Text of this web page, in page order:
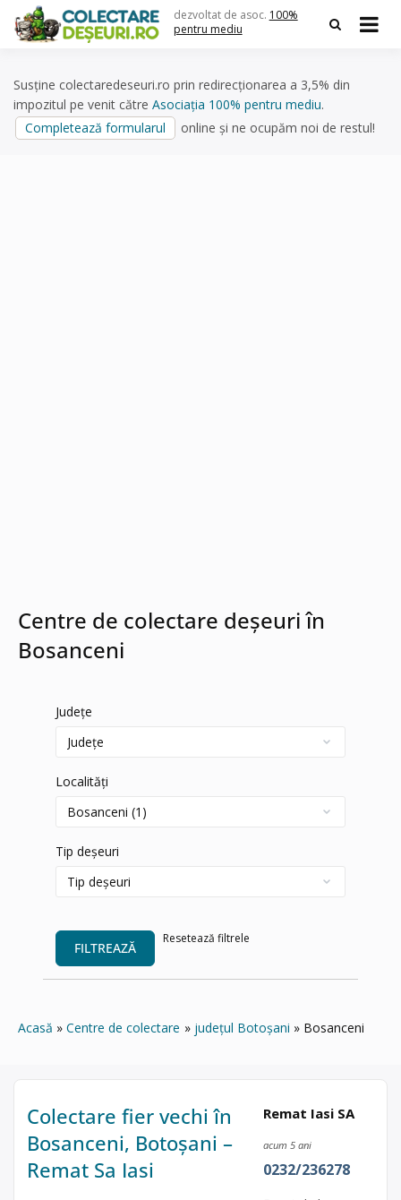
content
dezvoltat de asoc. 100%
pentru mediu
Susține colectaredeseuri.ro prin redirecționarea a 3,5% din
impozitul pe venit către Asociația 100% pentru mediu.
Completează formularul
online și ne ocupăm noi de restul!
Centre de colectare deșeuri în
Bosanceni
Județe
Localități
Tip deșeuri
FILTREAZĂ
Resetează filtrele
Acasă Centre de colectare județul Botoșani Bosanceni
Colectare fier vechi în
Bosanceni, Botoșani –
Remat Sa Iasi
Remat Iasi SA
acum 5 ani
0232/236278